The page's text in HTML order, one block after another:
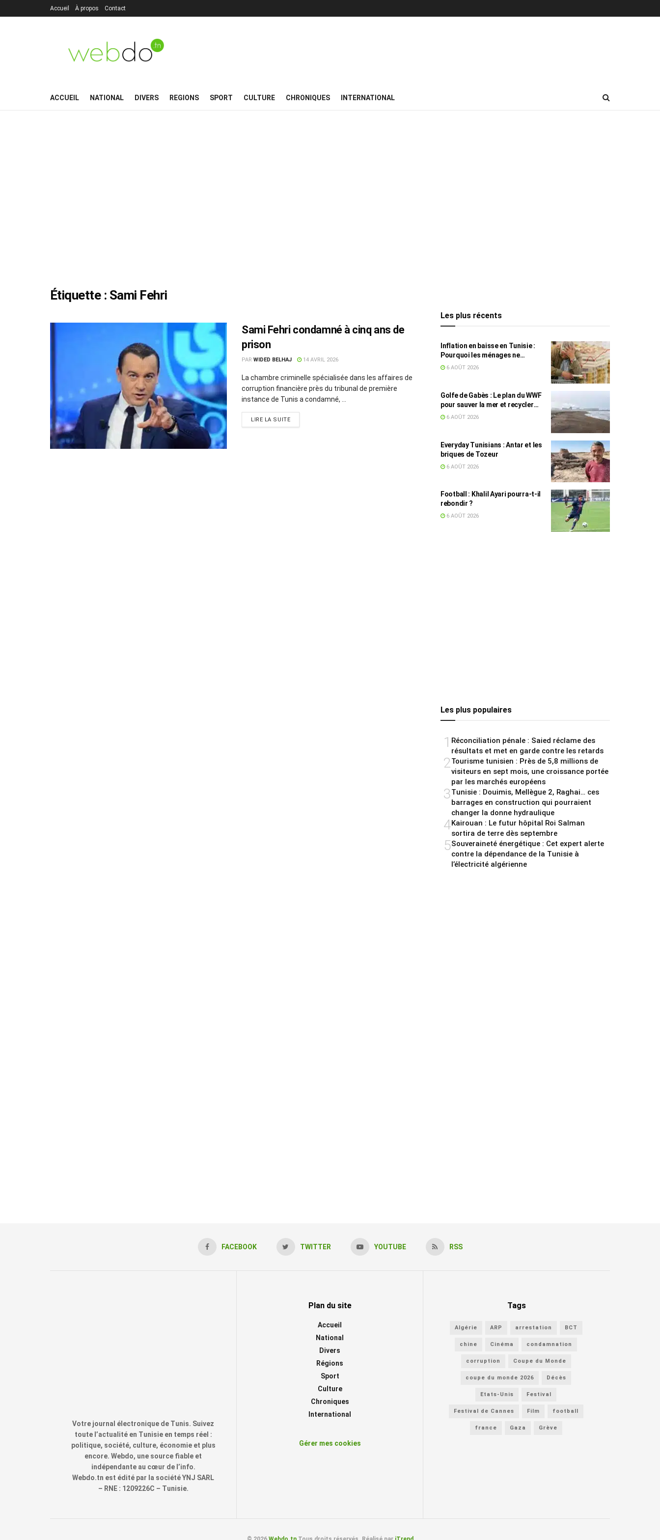
Accueil À propos Contact
ACCUEIL NATIONAL DIVERS REGIONS SPORT CULTURE CHRONIQUES INTERNATIONAL
Étiquette : Sami Fehri
Sami Fehri condamné à cinq ans de
prison
PAR WIDED BELHAJ 14 AVRIL 2026
La chambre criminelle spécialisée dans les affaires de
corruption financière près du tribunal de première
instance de Tunis a condamné, ...
LIRE LA SUITE
Les plus récents
Inflation en baisse en Tunisie :
Pourquoi les ménages ne
ressentent pas l’amélioration
6 AOÛT 2026
Golfe de Gabès : Le plan du WWF
pour sauver la mer et recycler
les déchets marins
6 AOÛT 2026
Everyday Tunisians : Antar et les
briques de Tozeur
6 AOÛT 2026
Football : Khalil Ayari pourra-t-il
rebondir ?
6 AOÛT 2026
Les plus populaires
1 Réconciliation pénale : Saied réclame des
résultats et met en garde contre les retards
2Tourisme tunisien : Près de 5,8 millions de
visiteurs en sept mois, une croissance portée
par les marchés européens
3Tunisie : Douimis, Mellègue 2, Raghai… ces
barrages en construction qui pourraient
changer la donne hydraulique
4Kairouan : Le futur hôpital Roi Salman
sortira de terre dès septembre
5Souveraineté énergétique : Cet expert alerte
contre la dépendance de la Tunisie à
l’électricité algérienne
FACEBOOK TWITTER YOUTUBE RSS
Votre journal électronique de Tunis. Suivez
toute l’actualité en Tunisie en temps réel :
politique, société, culture, économie et plus
encore. Webdo, une source fiable et
indépendante au cœur de l’info.
Webdo.tn est édité par la société YNJ SARL
– RNE : 1209226C – Tunisie.
Plan du site
Accueil
National
Divers
Régions
Sport
Culture
Chroniques
International
Gérer mes cookies
Tags
Algérie ARP arrestation BCT
chine Cinéma condamnation
corruption Coupe du Monde
coupe du monde 2026 Décès
Etats-Unis Festival
Festival de Cannes Film football
france Gaza Grève